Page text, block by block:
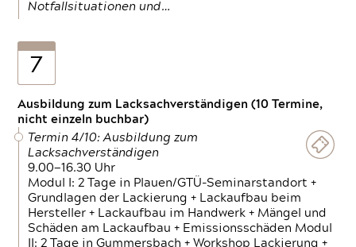
Notfallsituationen und…
7
Ausbildung zum Lacksachverständigen (10 Termine,
nicht einzeln buchbar)
Termin 4/10: Ausbildung zum
Lacksachverständigen
9.00—16.30 Uhr
Modul I: 2 Tage in Plauen/GTÜ-Seminarstandort +
Grundlagen der Lackierung + Lackaufbau beim
Hersteller + Lackaufbau im Handwerk + Mängel und
Schäden am Lackaufbau + Emissionsschäden Modul
II: 2 Tage in Gummersbach + Workshop Lackierung +